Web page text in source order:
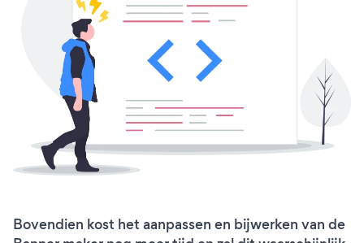
Bovendien kost het aanpassen en bijwerken van de